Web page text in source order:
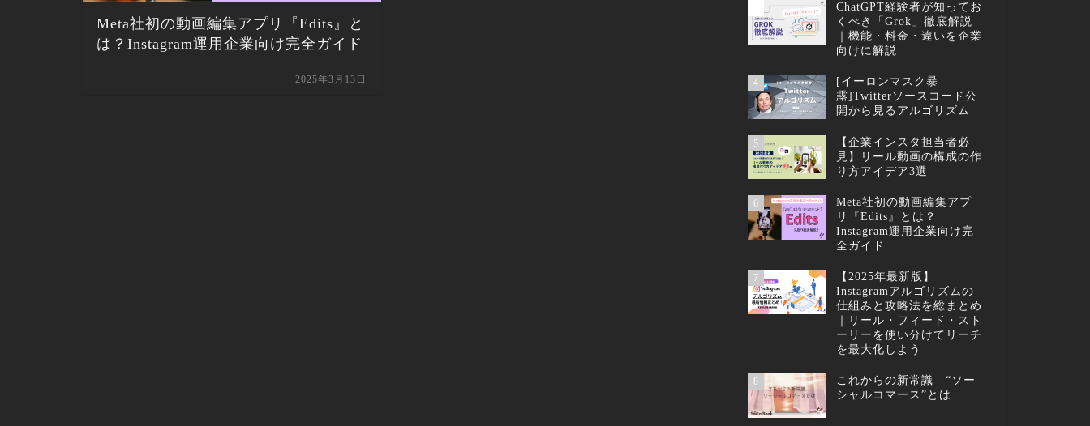
Meta社初の動画編集アプリ『Edits』と
は？Instagram運用企業向け完全ガイド
2025年3月13日
ChatGPT経験者が知ってお
くべき「Grok」徹底解説
｜機能・料金・違いを企業
向けに解説
4
[イーロンマスク暴
露]Twitterソースコード公
開から見るアルゴリズム
5
【企業インスタ担当者必
見】リール動画の構成の作
り方アイデア3選
6
Meta社初の動画編集アプ
リ『Edits』とは？
Instagram運用企業向け完
全ガイド
7
【2025年最新版】
Instagramアルゴリズムの
仕組みと攻略法を総まとめ
｜リール・フィード・スト
ーリーを使い分けてリーチ
を最大化しよう
8
これからの新常識 “ソー
シャルコマース”とは